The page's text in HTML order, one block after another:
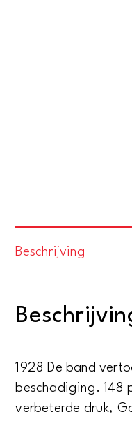
Beschrijving
1928 De band
beschadiging. 148
verbeterde druk,